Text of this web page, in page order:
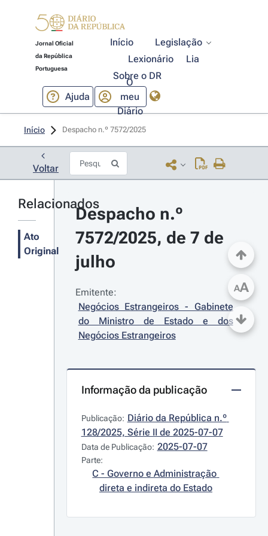
Jornal Oficial
da República
Portuguesa
Início
Legislação
Lexionário
Lia
Sobre o DR
Ajuda
O
meu
Diário
Início Despacho n.º 7572/2025
Voltar
Relacionados
Ato
Original
Despacho n.º
7572/2025, de 7 de
julho
Emitente:
Negócios Estrangeiros - Gabinete
do Ministro de Estado e dos
Negócios Estrangeiros
Informação da publicação
Publicação: Diário da República n.º
128/2025, Série II de 2025-07-07
Data de Publicação: 2025-07-07
Parte:
C - Governo e Administração
direta e indireta do Estado
AA